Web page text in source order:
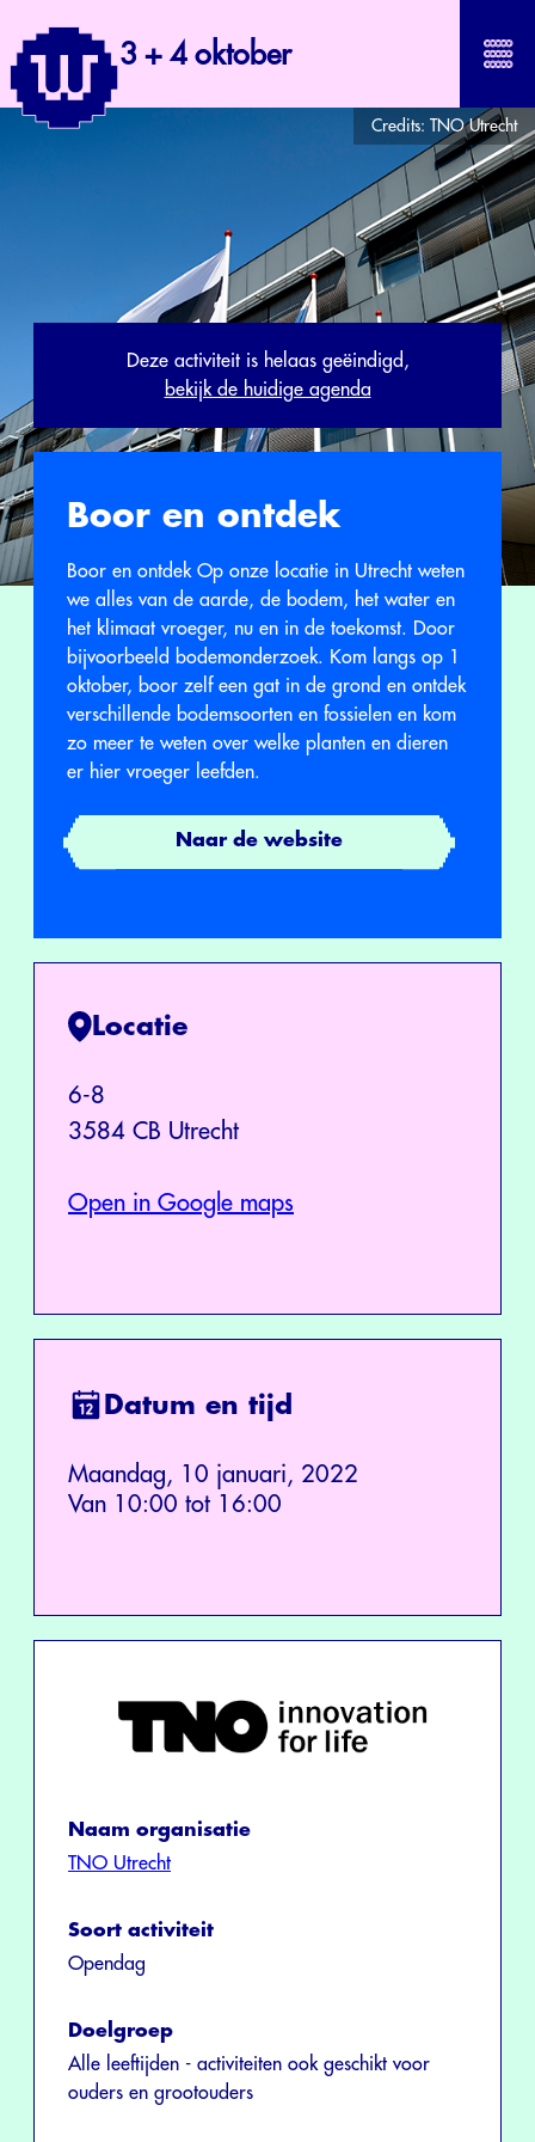
3 + 4 oktober
Credits: TNO Utrecht
Deze activiteit is helaas geëindigd,
bekijk de huidige agenda
Boor en ontdek
Boor en ontdek Op onze locatie in Utrecht weten
we alles van de aarde, de bodem, het water en
het klimaat vroeger, nu en in de toekomst. Door
bijvoorbeeld bodemonderzoek. Kom langs op 1
oktober, boor zelf een gat in de grond en ontdek
verschillende bodemsoorten en fossielen en kom
zo meer te weten over welke planten en dieren
er hier vroeger leefden.
Naar de website
Locatie
6-8
3584 CB Utrecht
Open in Google maps
Datum en tijd
Maandag, 10 januari, 2022
Van 10:00 tot 16:00
Naam organisatie
TNO Utrecht
Soort activiteit
Opendag
Doelgroep
Alle leeftijden - activiteiten ook geschikt voor
ouders en grootouders